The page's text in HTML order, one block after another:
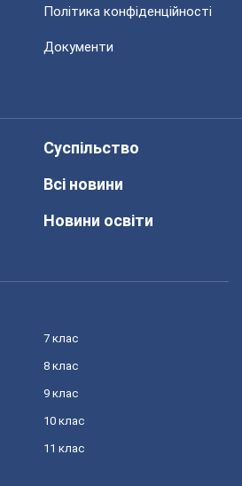
Політика конфіденційності
Документи
Суспільство
Всі новини
Новини освіти
7 клас
8 клас
9 клас
10 клас
11 клас